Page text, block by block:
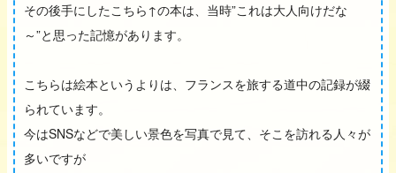
その後手にしたこちら↑の本は、当時”これは大人向けだな
～”と思った記憶があります。
こちらは絵本というよりは、フランスを旅する道中の記録が綴
られています。
今はSNSなどで美しい景色を写真で見て、そこを訪れる人々が
多いですが